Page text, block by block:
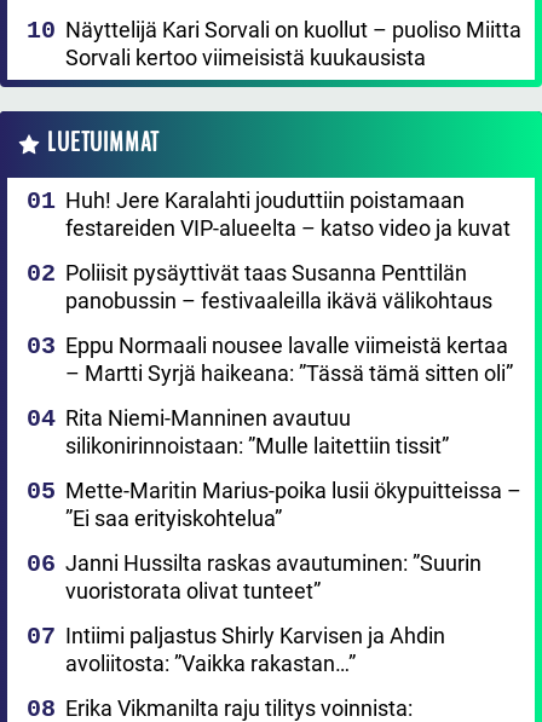
Näyttelijä Kari Sorvali on kuollut – puoliso Miitta
Sorvali kertoo viimeisistä kuukausista
LUETUIMMAT
Huh! Jere Karalahti jouduttiin poistamaan
festareiden VIP-alueelta – katso video ja kuvat
Poliisit pysäyttivät taas Susanna Penttilän
panobussin – festivaaleilla ikävä välikohtaus
Eppu Normaali nousee lavalle viimeistä kertaa
– Martti Syrjä haikeana: ”Tässä tämä sitten oli”
Rita Niemi-Manninen avautuu
silikonirinnoistaan: ”Mulle laitettiin tissit”
Mette-Maritin Marius-poika lusii ökypuitteissa –
”Ei saa erityiskohtelua”
Janni Hussilta raskas avautuminen: ”Suurin
vuoristorata olivat tunteet”
Intiimi paljastus Shirly Karvisen ja Ahdin
avoliitosta: ”Vaikka rakastan…”
Erika Vikmanilta raju tilitys voinnista: